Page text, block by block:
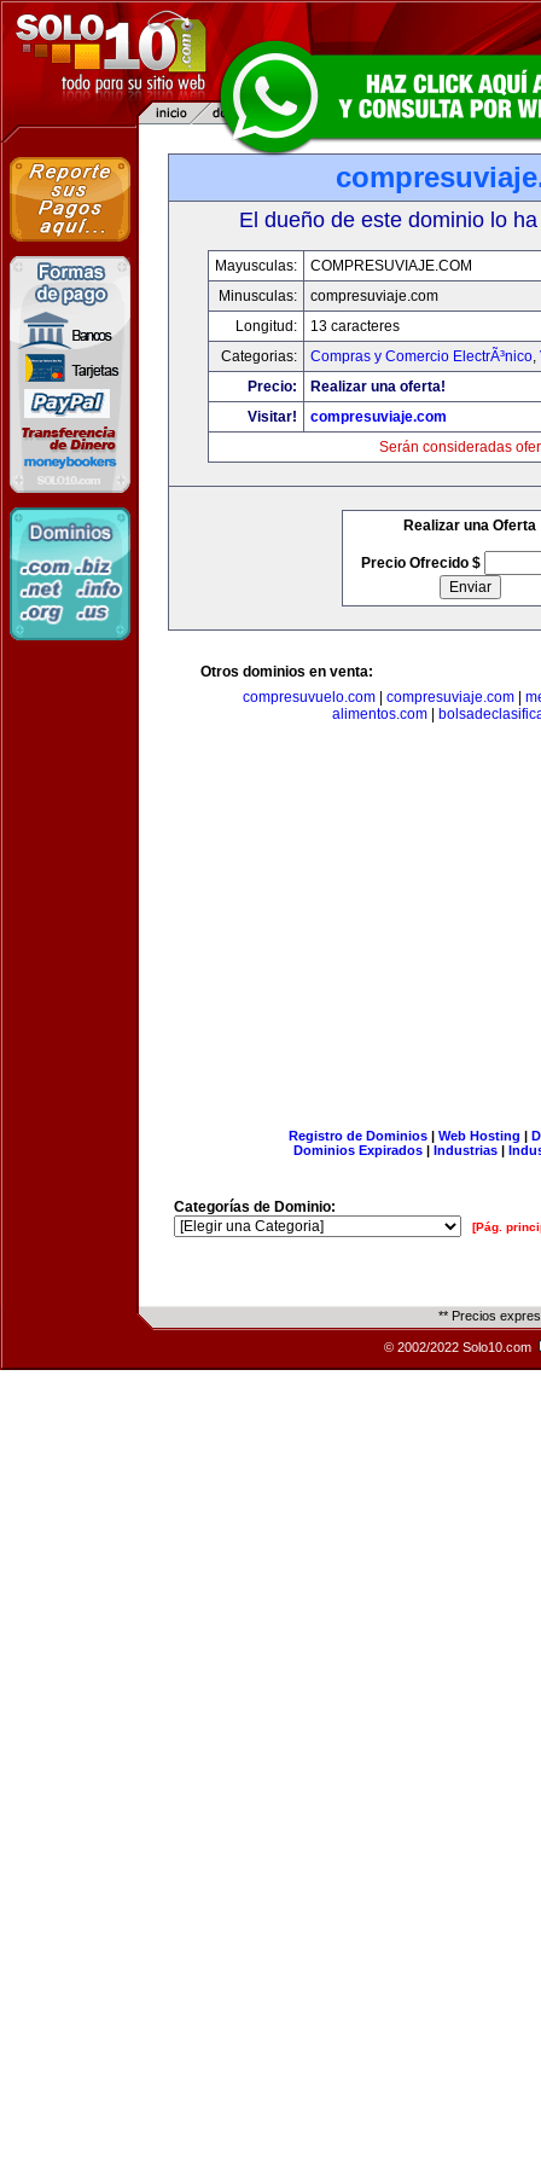
El dueño de este dominio lo
Mayusculas:
COMPRESUVIAJE.COM
Minusculas:
compresuviaje.com
Longitud:
13 caracteres
Categorias:
Compras y Comercio ElectrÃ³nico,
Precio:
Realizar una oferta!
Visitar!
compresuviaje.com
Serán consideradas
Realizar una Oferta
Precio Ofrecido $
Otros dominios en venta:
compresuvuelo.com
compresuviaje.com
alimentos.com
Registro de Dominios| Web Hosting |
Dominios Expirados | Industrias |
Categorías de Dominio:
[Pág.
** Precios
© 2002/2022 Solo10.com